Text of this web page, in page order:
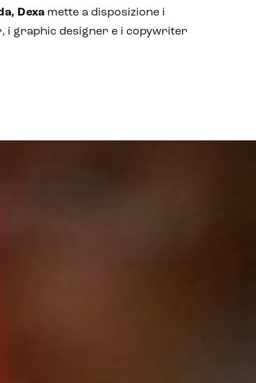
Dexa mette a disposizione i
i graphic designer e i copywriter